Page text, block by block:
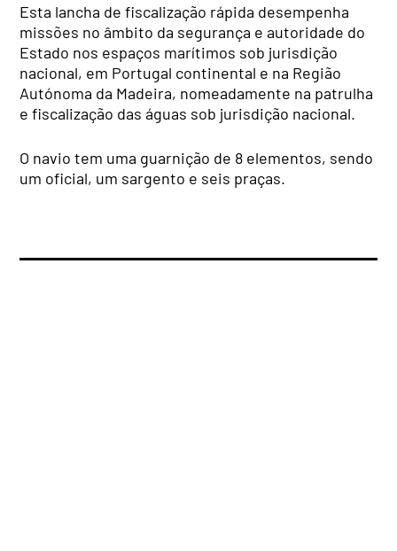
Esta lancha de fiscalização rápida desempenha
missões no âmbito da segurança e autoridade do
Estado nos espaços marítimos sob jurisdição
nacional, em Portugal continental e na Região
Autónoma da Madeira, nomeadamente na patrulha
e fiscalização das águas sob jurisdição nacional.
O navio tem uma guarnição de 8 elementos, sendo
um oficial, um sargento e seis praças.